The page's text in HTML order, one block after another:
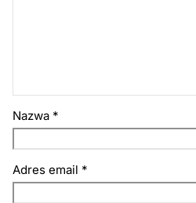
Nazwa *
Adres email *